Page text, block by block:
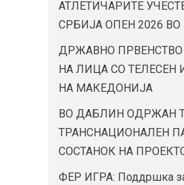
АТЛЕТИЧАРИТЕ
СРБИЈА ОПЕН 2026
ДРЖАВНО ПРВЕНСТВО
НА ЛИЦА СО ТЕЛЕСЕН
НА МАКЕДОНИЈА
ВО ДАБЛИН ОДРЖАН
ТРАНСНАЦИОНАЛЕН
СОСТАНОК НА
ФЕР ИГРА: Поддршка